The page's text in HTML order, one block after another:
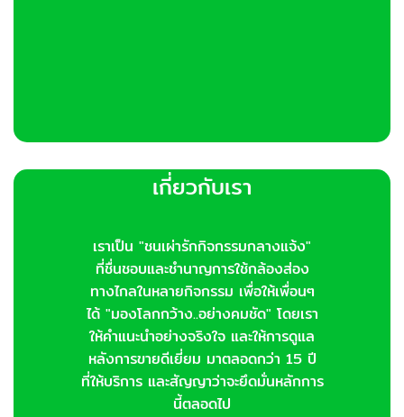
เกี่ยวกับเรา
เราเป็น "ชนเผ่ารักกิจกรรมกลางแจ้ง"
ที่ชื่นชอบและชำนาญการใช้กล้องส่อง
ทางไกลในหลายกิจกรรม เพื่อให้เพื่อนๆ
ได้ "มองโลกกว้าง..อย่างคมชัด" โดยเรา
ให้คำแนะนำอย่างจริงใจ และให้การดูแล
หลังการขายดีเยี่ยม มาตลอดกว่า 15 ปี
ที่ให้บริการ และสัญญาว่าจะยึดมั่นหลักการ
นี้ตลอดไป